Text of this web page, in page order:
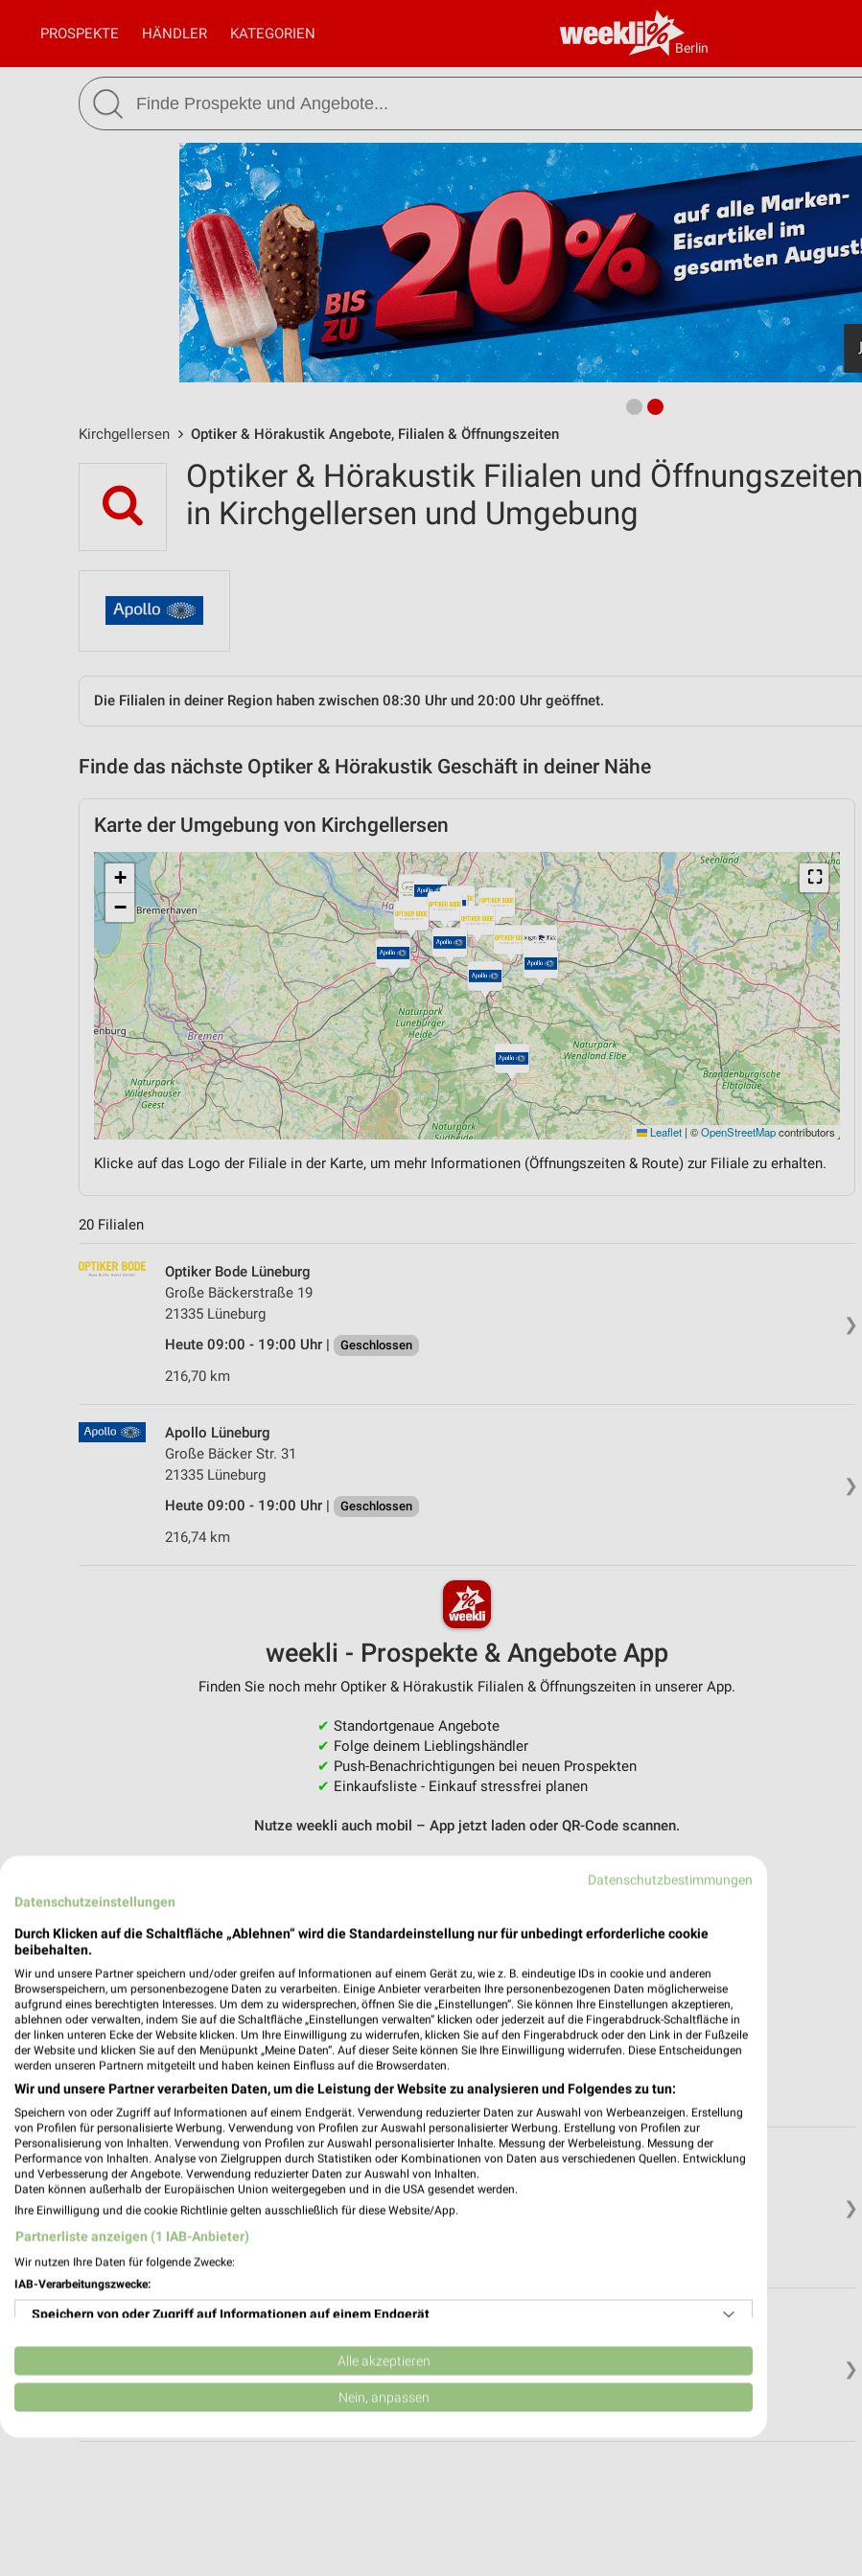
Berlin
PROSPEKTE HÄNDLER KATEGORIEN
Kirchgellersen Optiker & Hörakustik Angebote, Filialen & Öffnungszeiten
Optiker & Hörakustik Filialen und Öffnungszeiten
in Kirchgellersen und Umgebung
Die Filialen in deiner Region haben zwischen 08:30 Uhr und 20:00 Uhr geöffnet.
Finde das nächste Optiker & Hörakustik Geschäft in deiner Nähe
Karte der Umgebung von Kirchgellersen
⛶
+
−
Leaflet | ©OpenStreetMapcontributors
Klicke auf das Logo der Filiale in der Karte, um mehr Informationen (Öffnungszeiten & Route) zur Filiale zu erhalten.
20 Filialen
❯
Optiker Bode Lüneburg
Große Bäckerstraße 19
21335 Lüneburg
Heute 09:00 - 19:00 Uhr |
Geschlossen
216,70 km
❯
Apollo Lüneburg
Große Bäcker Str. 31
21335 Lüneburg
Heute 09:00 - 19:00 Uhr |
Geschlossen
216,74 km
weekli - Prospekte & Angebote App
Finden Sie noch mehr Optiker & Hörakustik Filialen & Öffnungszeiten in unserer App.
✔ Standortgenaue Angebote
✔ Folge deinem Lieblingshändler
✔ Push-Benachrichtigungen bei neuen Prospekten
✔ Einkaufsliste - Einkauf stressfrei planen
Nutze weekli auch mobil – App jetzt laden oder QR-Code scannen.
❯
Optiker Bode Winsen/Luhe
Rathausstr. 13
21423 Winsen/Luhe
Heute 09:00 - 18:30 Uhr |
233,84 km
❯
Apollo Winsen (Luhe)
Heute 09:00 - 18:30 Uhr | Geschlossen
Datenschutzbestimmungen
Datenschutzeinstellungen
Durch Klicken auf die Schaltfläche „Ablehnen“ wird die Standardeinstellung nur für unbedingt erforderliche cookie
beibehalten.
Wir und unsere Partner speichern und/oder greifen auf Informationen auf einem Gerät zu, wie z. B. eindeutige IDs in cookie und anderen
Browserspeichern, um personenbezogene Daten zu verarbeiten. Einige Anbieter verarbeiten Ihre personenbezogenen Daten möglicherweise
aufgrund eines berechtigten Interesses. Um dem zu widersprechen, öffnen Sie die „Einstellungen“. Sie können Ihre Einstellungen akzeptieren,
ablehnen oder verwalten, indem Sie auf die Schaltfläche „Einstellungen verwalten“ klicken oder jederzeit auf die Fingerabdruck-Schaltfläche in
der linken unteren Ecke der Website klicken. Um Ihre Einwilligung zu widerrufen, klicken Sie auf den Fingerabdruck oder den Link in der Fußzeile
der Website und klicken Sie auf den Menüpunkt „Meine Daten“. Auf dieser Seite können Sie Ihre Einwilligung widerrufen. Diese Entscheidungen
werden unseren Partnern mitgeteilt und haben keinen Einfluss auf die Browserdaten.
Wir und unsere Partner verarbeiten Daten, um die Leistung der Website zu analysieren und Folgendes zu tun:
Speichern von oder Zugriff auf Informationen auf einem Endgerät. Verwendung reduzierter Daten zur Auswahl von Werbeanzeigen. Erstellung
von Profilen für personalisierte Werbung. Verwendung von Profilen zur Auswahl personalisierter Werbung. Erstellung von Profilen zur
Personalisierung von Inhalten. Verwendung von Profilen zur Auswahl personalisierter Inhalte. Messung der Werbeleistung. Messung der
Performance von Inhalten. Analyse von Zielgruppen durch Statistiken oder Kombinationen von Daten aus verschiedenen Quellen. Entwicklung
und Verbesserung der Angebote. Verwendung reduzierter Daten zur Auswahl von Inhalten.
Daten können außerhalb der Europäischen Union weitergegeben und in die USA gesendet werden.
Ihre Einwilligung und die cookie Richtlinie gelten ausschließlich für diese Website/App.
Partnerliste anzeigen (1 IAB-Anbieter)
Wir nutzen Ihre Daten für folgende Zwecke:
IAB-Verarbeitungszwecke:
Speichern von oder Zugriff auf Informationen auf einem Endgerät
Verwendung reduzierter Daten zur Auswahl von Werbeanzeigen
Erstellung von Profilen für personalisierte Werbung
Alle akzeptieren
Nein, anpassen